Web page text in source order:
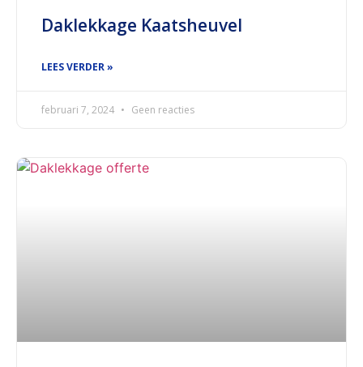
Daklekkage Kaatsheuvel
LEES VERDER »
februari 7, 2024 Geen reacties